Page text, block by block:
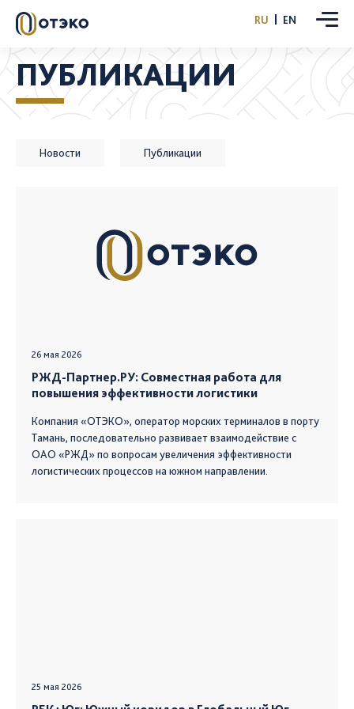
RU EN
ПУБЛИКАЦИИ
Новости Публикации
26 мая 2026
РЖД-Партнер.РУ: Совместная работа для
повышения эффективности логистики
Компания «ОТЭКО», оператор морских терминалов в порту
Тамань, последовательно развивает взаимодействие с
ОАО «РЖД» по вопросам увеличения эффективности
логистических процессов на южном направлении.
25 мая 2026